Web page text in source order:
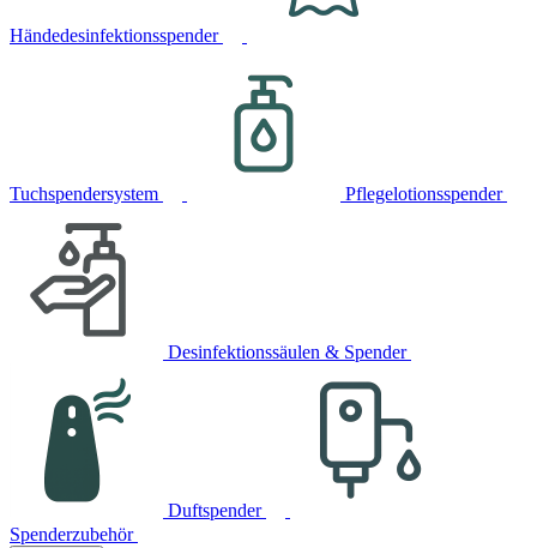
Händedesinfektionsspender
Tuchspendersystem Pflegelotionsspender
Desinfektionssäulen & Spender
Duftspender
Spenderzubehör